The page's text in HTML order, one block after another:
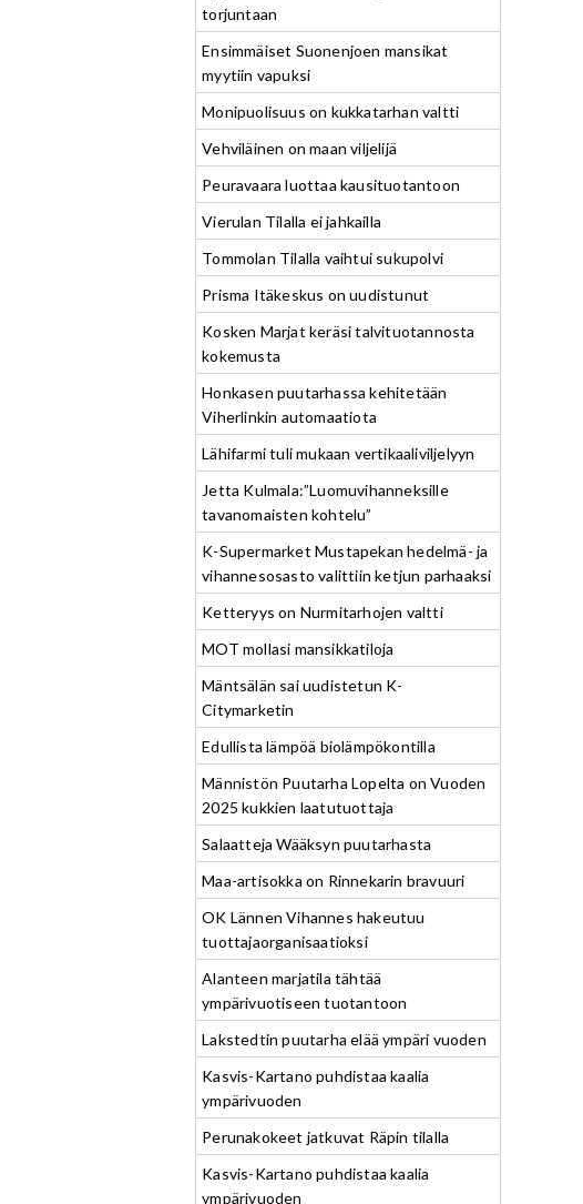
torjuntaan
Ensimmäiset Suonenjoen mansikat
myytiin vapuksi
Monipuolisuus on kukkatarhan valtti
Vehviläinen on maan viljelijä
Peuravaara luottaa kausituotantoon
Vierulan Tilalla ei jahkailla
Tommolan Tilalla vaihtui sukupolvi
Prisma Itäkeskus on uudistunut
Kosken Marjat keräsi talvituotannosta
kokemusta
Honkasen puutarhassa kehitetään
Viherlinkin automaatiota
Lähifarmi tuli mukaan vertikaaliviljelyyn
Jetta Kulmala:”Luomuvihanneksille
tavanomaisten kohtelu”
K-Supermarket Mustapekan hedelmä- ja
vihannesosasto valittiin ketjun parhaaksi
Ketteryys on Nurmitarhojen valtti
MOT mollasi mansikkatiloja
Mäntsälän sai uudistetun K-
Citymarketin
Edullista lämpöä biolämpökontilla
Männistön Puutarha Lopelta on Vuoden
2025 kukkien laatutuottaja
Salaatteja Wääksyn puutarhasta
Maa-artisokka on Rinnekarin bravuuri
OK Lännen Vihannes hakeutuu
tuottajaorganisaatioksi
Alanteen marjatila tähtää
ympärivuotiseen tuotantoon
Lakstedtin puutarha elää ympäri vuoden
Kasvis-Kartano puhdistaa kaalia
ympärivuoden
Perunakokeet jatkuvat Räpin tilalla
Kasvis-Kartano puhdistaa kaalia
ympärivuoden